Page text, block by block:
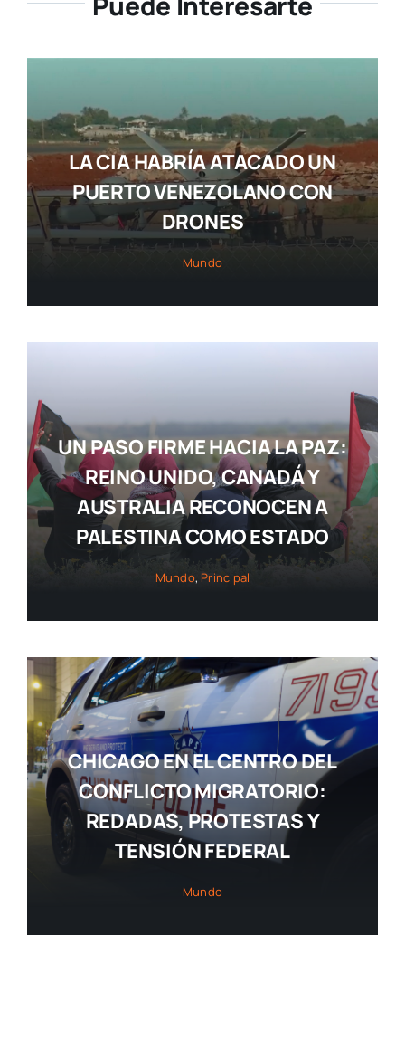
LA CIA HABRÍA ATACADO UN
PUERTO VENEZOLANO CON
DRONES
Mundo
UN PASO FIRME HACIA LA PAZ:
REINO UNIDO, CANADÁ Y
AUSTRALIA RECONOCEN A
PALESTINA COMO ESTADO
Mundo,Principal
CHICAGO EN EL CENTRO DEL
CONFLICTO MIGRATORIO:
REDADAS, PROTESTAS Y
TENSIÓN FEDERAL
Mundo